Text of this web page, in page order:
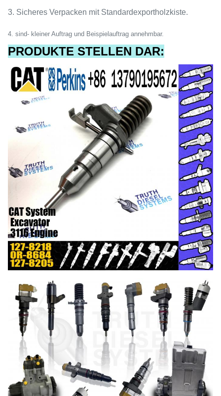
3. Sicheres Verpacken mit Standardexportholzkiste.
4. sind- kleiner Auftrag und Beispielauftrag annehmbar.
PRODUKTE STELLEN DAR: